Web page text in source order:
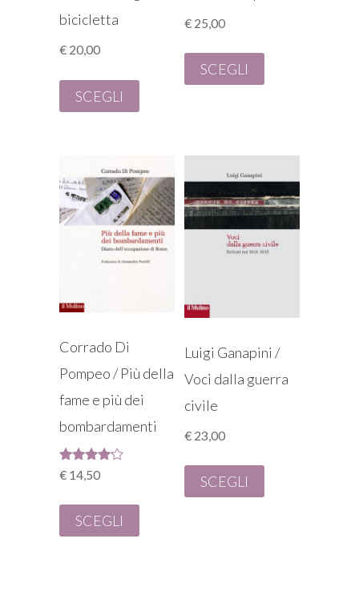
bicicletta
€ 20,00
SCEGLI
€ 25,00
SCEGLI
Corrado Di
Pompeo / Più della
fame e più dei
bombardamenti
Valutato
4.00
€ 14,50
SCEGLI
Luigi Ganapini /
Voci dalla guerra
civile
€ 23,00
SCEGLI